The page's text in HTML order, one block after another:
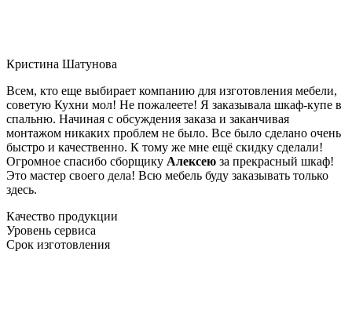
Кристина Шатунова
Всем, кто еще выбирает компанию для изготовления мебели,
советую Кухни мол! Не пожалеете! Я заказывала шкаф-купе в
спальню. Начиная с обсуждения заказа и заканчивая
монтажом никаких проблем не было. Все было сделано очень
быстро и качественно. К тому же мне ещё скидку сделали!
Огромное спасибо сборщику Алексею за прекрасный шкаф!
Это мастер своего дела! Всю мебель буду заказывать только
здесь.
Качество продукции
Уровень сервиса
Срок изготовления